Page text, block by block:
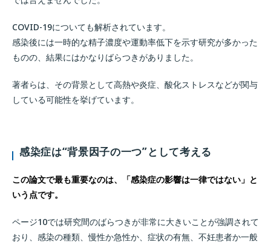
COVID-19についても解析されています。
感染後には一時的な精子濃度や運動率低下を示す研究が多かった
ものの、結果にはかなりばらつきがありました。
著者らは、その背景として高熱や炎症、酸化ストレスなどが関与
している可能性を挙げています。
感染症は“背景因子の一つ”として考える
この論文で最も重要なのは、「感染症の影響は一律ではない」と
いう点です。
ページ10では研究間のばらつきが非常に大きいことが強調されて
おり、感染の種類、慢性か急性か、症状の有無、不妊患者か一般